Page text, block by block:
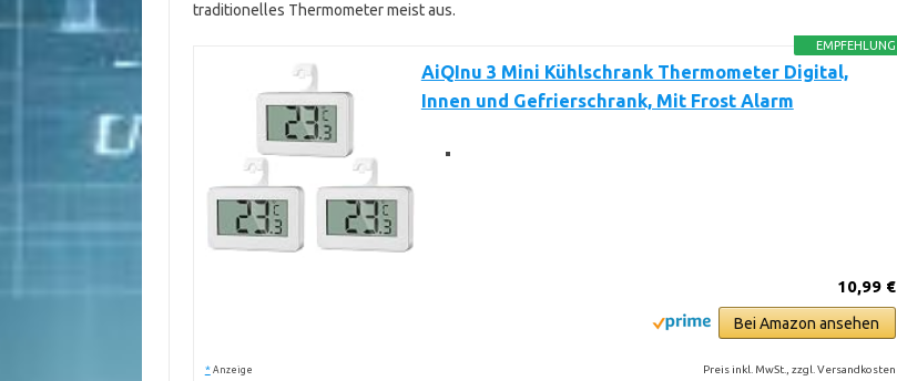
traditionelles Thermometer meist aus.
EMPFEHLUNG
AiQInu 3 Mini Kühlschrank Thermometer Digital,
Innen und Gefrierschrank, Mit Frost Alarm
10,99 €
Bei Amazon ansehen
* Anzeige Preis inkl. MwSt., zzgl. Versandkosten